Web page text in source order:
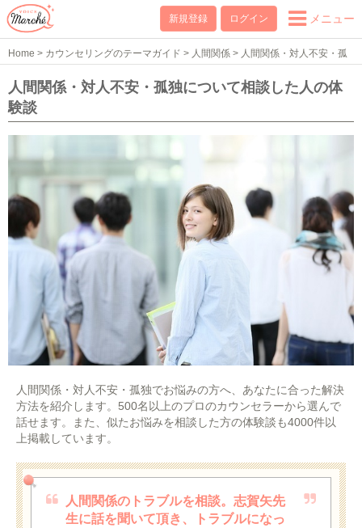
新規登録 ログイン メニュー
Home > カウンセリングのテーマガイド > 人間関係 > 人間関係・対人不安・孤
独 >人間関係・対人不安・孤独の体験談
人間関係・対人不安・孤独について相談した人の体
験談
人間関係・対人不安・孤独でお悩みの方へ、あなたに合った解決
方法を紹介します。500名以上のプロのカウンセラーから選んで
話せます。また、似たお悩みを相談した方の体験談も4000件以
上掲載しています。
人間関係のトラブルを相談。志賀矢先
生に話を聞いて頂き、トラブルになっ